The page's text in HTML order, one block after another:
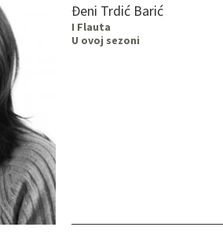
Đeni Trdić Barić
I Flauta
U ovoj sezoni